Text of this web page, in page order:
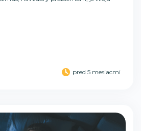
pred 5 mesiacmi